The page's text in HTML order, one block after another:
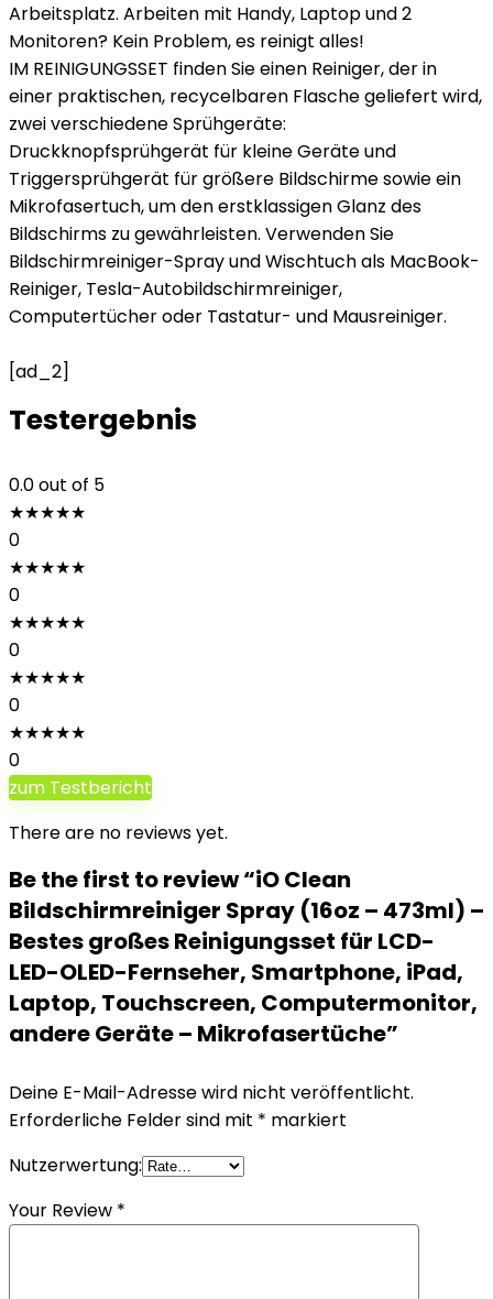
Arbeitsplatz. Arbeiten mit Handy, Laptop und 2
Monitoren? Kein Problem, es reinigt alles!
IM REINIGUNGSSET finden Sie einen Reiniger, der in
einer praktischen, recycelbaren Flasche geliefert wird,
zwei verschiedene Sprühgeräte:
Druckknopfsprühgerät für kleine Geräte und
Triggersprühgerät für größere Bildschirme sowie ein
Mikrofasertuch, um den erstklassigen Glanz des
Bildschirms zu gewährleisten. Verwenden Sie
Bildschirmreiniger-Spray und Wischtuch als MacBook-
Reiniger, Tesla-Autobildschirmreiniger,
Computertücher oder Tastatur- und Mausreiniger.
[ad_2]
Testergebnis
0.0out of 5
★★★★★
0
★★★★★
0
★★★★★
0
★★★★★
0
★★★★★
0
zum Testbericht
There are no reviews yet.
Be the first to review “iO Clean
Bildschirmreiniger Spray (16oz – 473ml) –
Bestes großes Reinigungsset für LCD-
LED-OLED-Fernseher, Smartphone, iPad,
Laptop, Touchscreen, Computermonitor,
andere Geräte – Mikrofasertüche”
Deine E-Mail-Adresse wird nicht veröffentlicht.
Erforderliche Felder sind mit * markiert
Nutzerwertung:
Your Review *